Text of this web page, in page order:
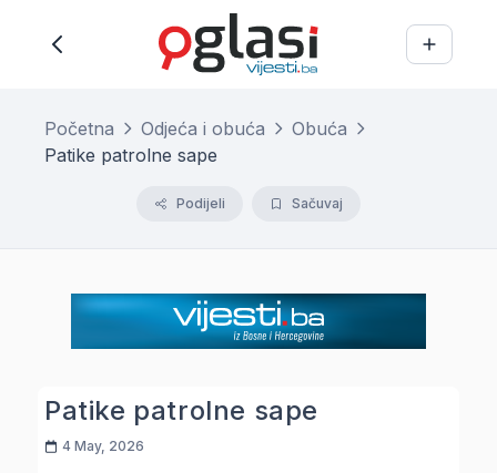
Početna Odjeća i obuća
Obuća
Patike patrolne sape
Podijeli Sačuvaj
Patike patrolne sape
4 May, 2026